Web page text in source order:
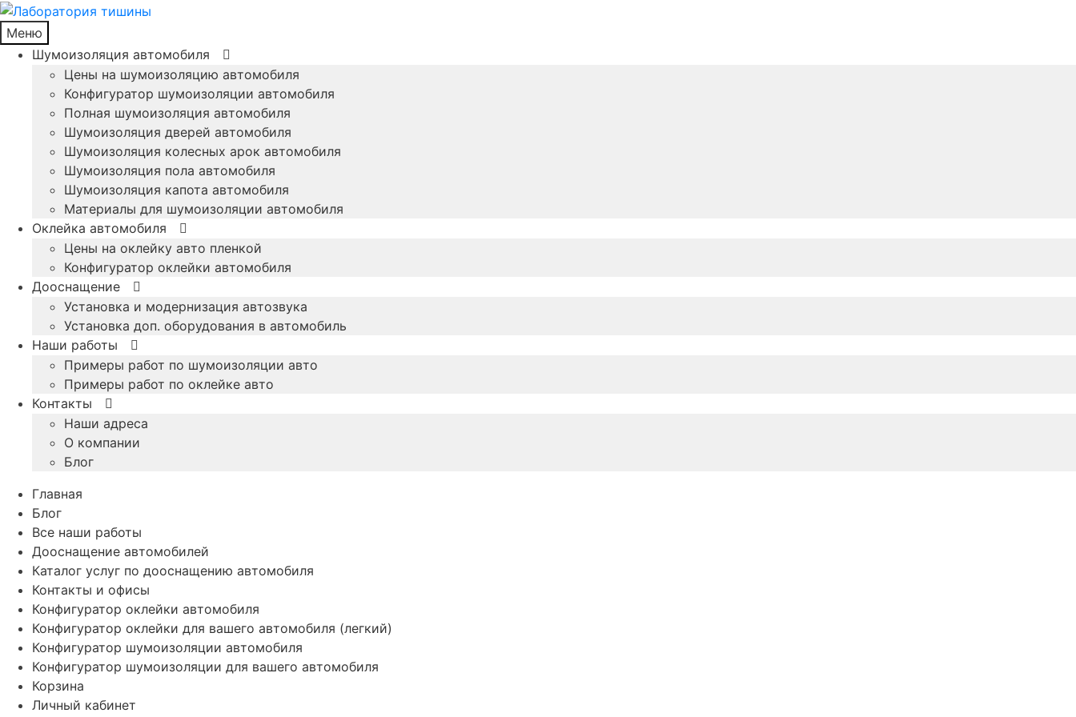
Меню
Шумоизоляция автомобиля
Цены на шумоизоляцию автомобиля
Конфигуратор шумоизоляции автомобиля
Полная шумоизоляция автомобиля
Шумоизоляция дверей автомобиля
Шумоизоляция колесных арок автомобиля
Шумоизоляция пола автомобиля
Шумоизоляция капота автомобиля
Материалы для шумоизоляции автомобиля
Оклейка автомобиля
Цены на оклейку авто пленкой
Конфигуратор оклейки автомобиля
Дооснащение
Установка и модернизация автозвука
Установка доп. оборудования в автомобиль
Наши работы
Примеры работ по шумоизоляции авто
Примеры работ по оклейке авто
Контакты
Наши адреса
О компании
Блог
Главная
Блог
Все наши работы
Дооснащение автомобилей
Каталог услуг по дооснащению автомобиля
Контакты и офисы
Конфигуратор оклейки автомобиля
Конфигуратор оклейки для вашего автомобиля (легкий)
Конфигуратор шумоизоляции автомобиля
Конфигуратор шумоизоляции для вашего автомобиля
Корзина
Личный кабинет